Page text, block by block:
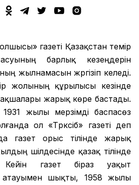
газеті Қазақстан темір
барлық кезеңдерін
жылнамасын жүргізіп келеді.
жолының құрылысы кезінде
жарық көре бастады.
жылы мерзімді баспасөз
ол «Түрксіб» газеті деп
газет орыс тілінде жарық
шілдесінде қазақ тілінде
газет біраз уақыт
атауымен шықты, 1958 жылы